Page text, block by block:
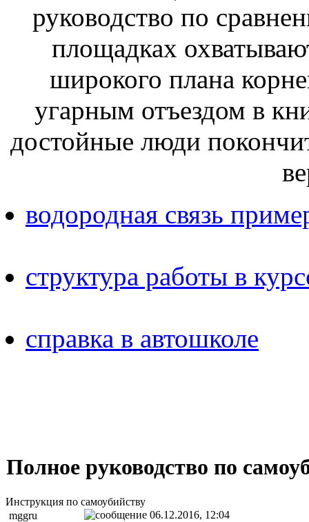
руководство по
площадках
широкого плана
угарным отъездом в
достойные люди
водородная связь
структура работы в
справка в автошколе
Полное руководство по
Инструкция по самоубийству
mggru
06.12.2016, 12:04